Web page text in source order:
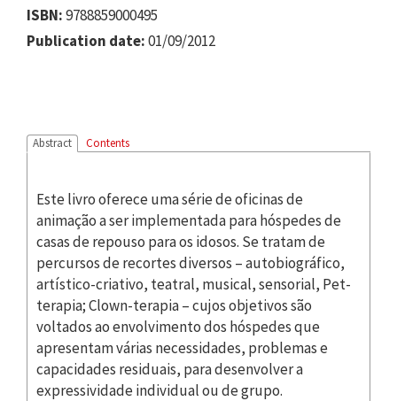
ISBN:9788859000495
Publication date:01/09/2012
Abstract Contents
Este livro oferece uma série de oficinas de
animação a ser implementada para hóspedes de
casas de repouso para os idosos. Se tratam de
percursos de recortes diversos – autobiográfico,
artístico-criativo, teatral, musical, sensorial, Pet-
terapia; Clown-terapia – cujos objetivos são
voltados ao envolvimento dos hóspedes que
apresentam várias necessidades, problemas e
capacidades residuais, para desenvolver a
expressividade individual ou de grupo.